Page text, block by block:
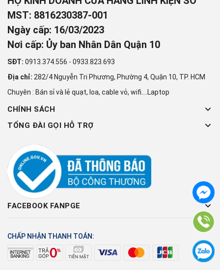
MST: 8816230387-001
Ngày cấp: 16/03/2023
Nơi cấp: Ủy ban Nhân Dân Quận 10
SĐT: 0913.374.556 - 0933.823.693
Địa chỉ: 282/4 Nguyễn Tri Phương, Phường 4, Quận 10, TP. HCM
Chuyên : Bán sỉ và lẻ quạt, loa, cable vỏ, wifi....Laptop
CHÍNH SÁCH
TỔNG ĐÀI GỌI HỖ TRỢ
FACEBOOK FANPGE
CHẤP NHẬN THANH TOÁN: